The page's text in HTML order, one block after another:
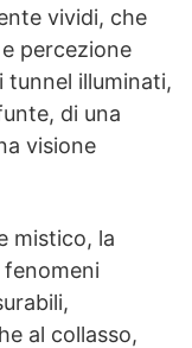
vividi, che
percezione
tunnel illuminati,
di una
visione
mistico, la
fenomeni
al collasso,